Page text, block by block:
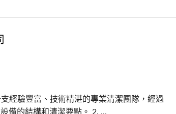
經驗豐富、技術精湛的專業清潔團隊，經過
備的結構和清潔要點。 2. ...